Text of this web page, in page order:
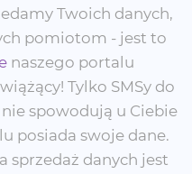
Twoich danych,
pomiotom - jest to
naszego portalu
Tylko SMSy do
spowodują u Ciebie
posiada swoje dane.
sprzedaż danych jest